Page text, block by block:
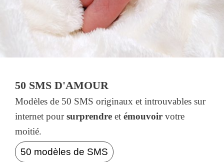
50 SMS D'AMOUR
Modèles de 50 SMS originaux et introuvables sur
internet poursurprendre et émouvoir votre
moitié.
50 modèles de SMS